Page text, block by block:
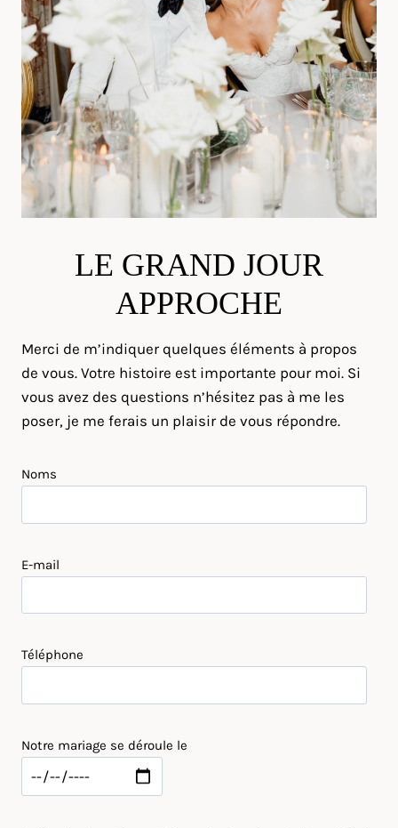
LE GRAND JOUR
APPROCHE
Merci de m’indiquer quelques éléments à propos
de vous. Votre histoire est importante pour moi. Si
vous avez des questions n’hésitez pas à me les
poser, je me ferais un plaisir de vous répondre.
Noms
E-mail
Téléphone
Notre mariage se déroule le